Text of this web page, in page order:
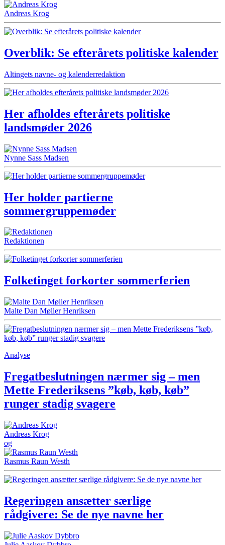
Andreas Krog
Overblik: Se efterårets politiske kalender
Altingets navne- og kalenderredaktion
Her afholdes efterårets politiske
landsmøder 2026
Nynne Sass Madsen
Her holder partierne
sommergruppemøder
Redaktionen
Folketinget forkorter sommerferien
Malte Dan Møller Henriksen
Analyse
Fregatbeslutningen nærmer sig – men
Mette Frederiksens ”køb, køb, køb”
runger stadig svagere
Andreas Krog
og
Rasmus Raun Westh
Regeringen ansætter særlige
rådgivere: Se de nye navne her